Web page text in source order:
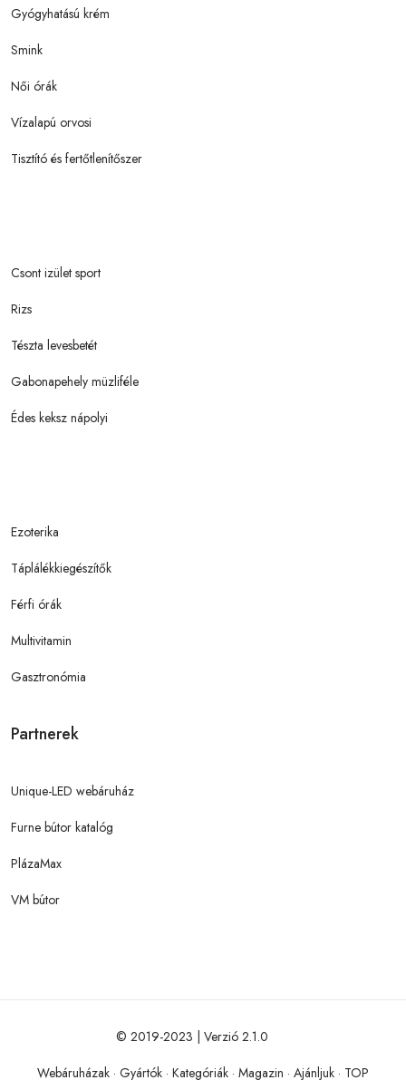
Gyógyhatású krém
Smink
Női órák
Vízalapú orvosi
Tisztító és fertőtlenítőszer
Csont izület sport
Rizs
Tészta levesbetét
Gabonapehely müzliféle
Édes keksz nápolyi
Ezoterika
Táplálékkiegészítők
Férfi órák
Multivitamin
Gasztronómia
Partnerek
Unique-LED webáruház
Furne bútor katalóg
PlázaMax
VM bútor
© 2019-2023 | Verzió 2.1.0
Webáruházak · Gyártók · Kategóriák · Magazin · Ajánljuk · TOP